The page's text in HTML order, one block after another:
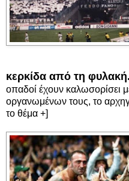
κερκίδα από τη φυλακή.
οπαδοί έχουν καλωσορίσει
οργανωμένων τους, το
το θέμα +]